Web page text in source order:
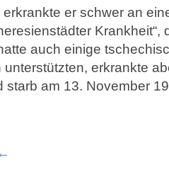
er schwer an
Krankheit“,
auch einige
erkrankte
starb am 13. November